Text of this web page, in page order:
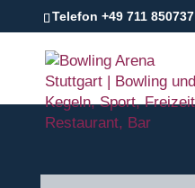
Telefon +49 711 850737